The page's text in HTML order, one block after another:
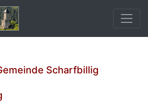
Scharfbillig